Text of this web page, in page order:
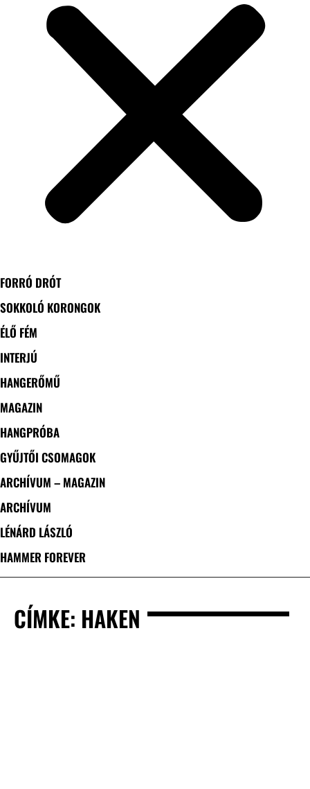
FORRÓ DRÓT
SOKKOLÓ KORONGOK
ÉLŐ FÉM
INTERJÚ
HANGERŐMŰ
MAGAZIN
HANGPRÓBA
GYŰJTŐI CSOMAGOK
ARCHÍVUM – MAGAZIN
ARCHÍVUM
LÉNÁRD LÁSZLÓ
HAMMER FOREVER
CÍMKE: HAKEN